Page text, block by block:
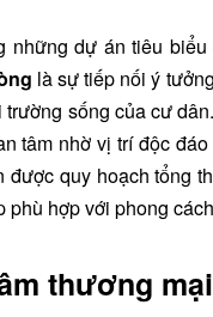
dự án tiêu
là sự tiếp nối ý
sống của cư
tâm nhờ vị trí độc
quy hoạch tổng
phù hợp với phong
thương